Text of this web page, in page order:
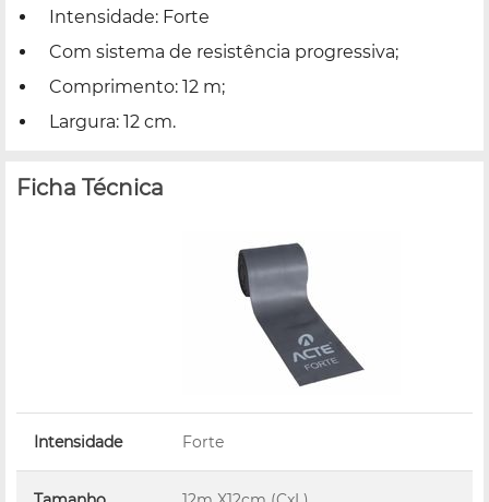
Intensidade: Forte
Com sistema de resistência progressiva;
Comprimento: 12 m;
Largura: 12 cm.
Ficha Técnica
Intensidade Forte